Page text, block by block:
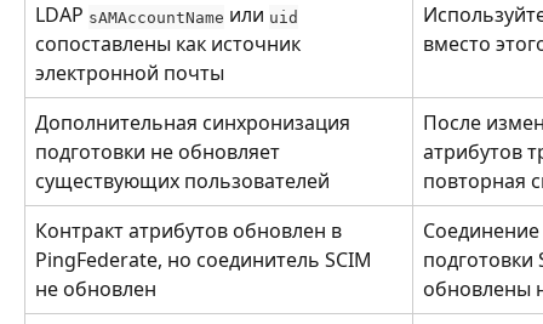
LDAP sAMAccountName или uid
сопоставлены как источник
электронной почты
вместо
Дополнительная синхронизация
подготовки не обновляет
существующих пользователей
После
атрибутов
повторная
Контракт атрибутов обновлен в
PingFederate, но соединитель SCIM
не обновлен
обновлены